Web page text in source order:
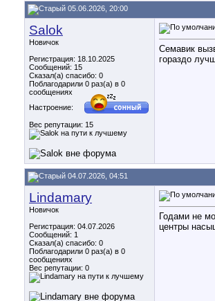
05.06.2026, 20:00
Salok
Новичок
Регистрация: 18.10.2025
Сообщений: 15
Сказал(а) спасибо: 0
Поблагодарили 0 раз(а) в 0
сообщениях
Настроение:
Вес репутации: 15
Семавик
гораздо
04.07.2026, 04:51
Lindamary
Новичок
Регистрация: 04.07.2026
Сообщений: 1
Сказал(а) спасибо: 0
Поблагодарили 0 раз(а) в 0
сообщениях
Вес репутации: 0
Годами не
центры